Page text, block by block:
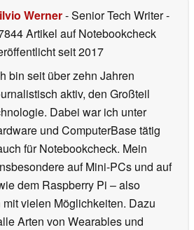
Werner- Senior Tech Writer-
Artikel auf Notebookcheck
seit 2017
bin seit über zehn Jahren
aktiv, den Großteil
Dabei war ich unter
und ComputerBase tätig
für Notebookcheck. Mein
auf Mini-PCs und auf
dem Raspberry Pi – also
vielen Möglichkeiten. Dazu
Arten von Wearables und